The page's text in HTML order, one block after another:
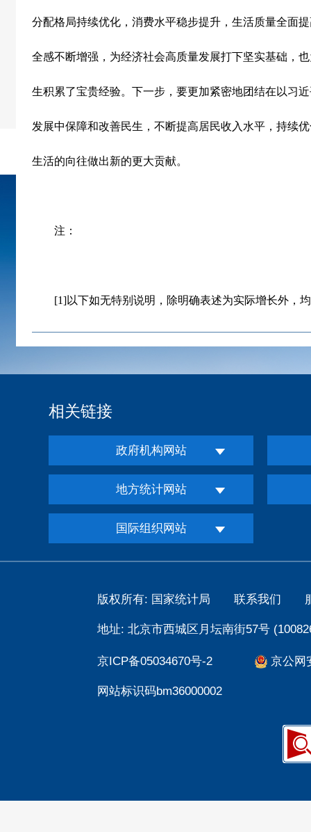
分配格局持续优化，消费水平稳步提升，生活质量全面
全感不断增强，为经济社会高质量发展打下坚实基础，
生积累了宝贵经验。下一步，要更加紧密地团结在以习
发展中保障和改善民生，不断提高居民收入水平，持续
生活的向往做出新的更大贡献。
注：
[1]以下如无特别说明，除明确表述为实际增长外，
相关链接
政府机构网站
地方统计网站
国际组织网站
版权所有: 国家统计局 联系我们
地址: 北京市西城区月坛南街57号
京ICP备05034670号-2 京公网
网站标识码bm36000002